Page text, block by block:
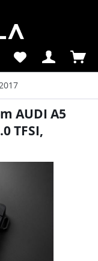
AUDI A5
TFSI,